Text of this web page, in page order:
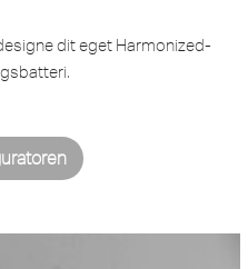
dit eget Harmonized-